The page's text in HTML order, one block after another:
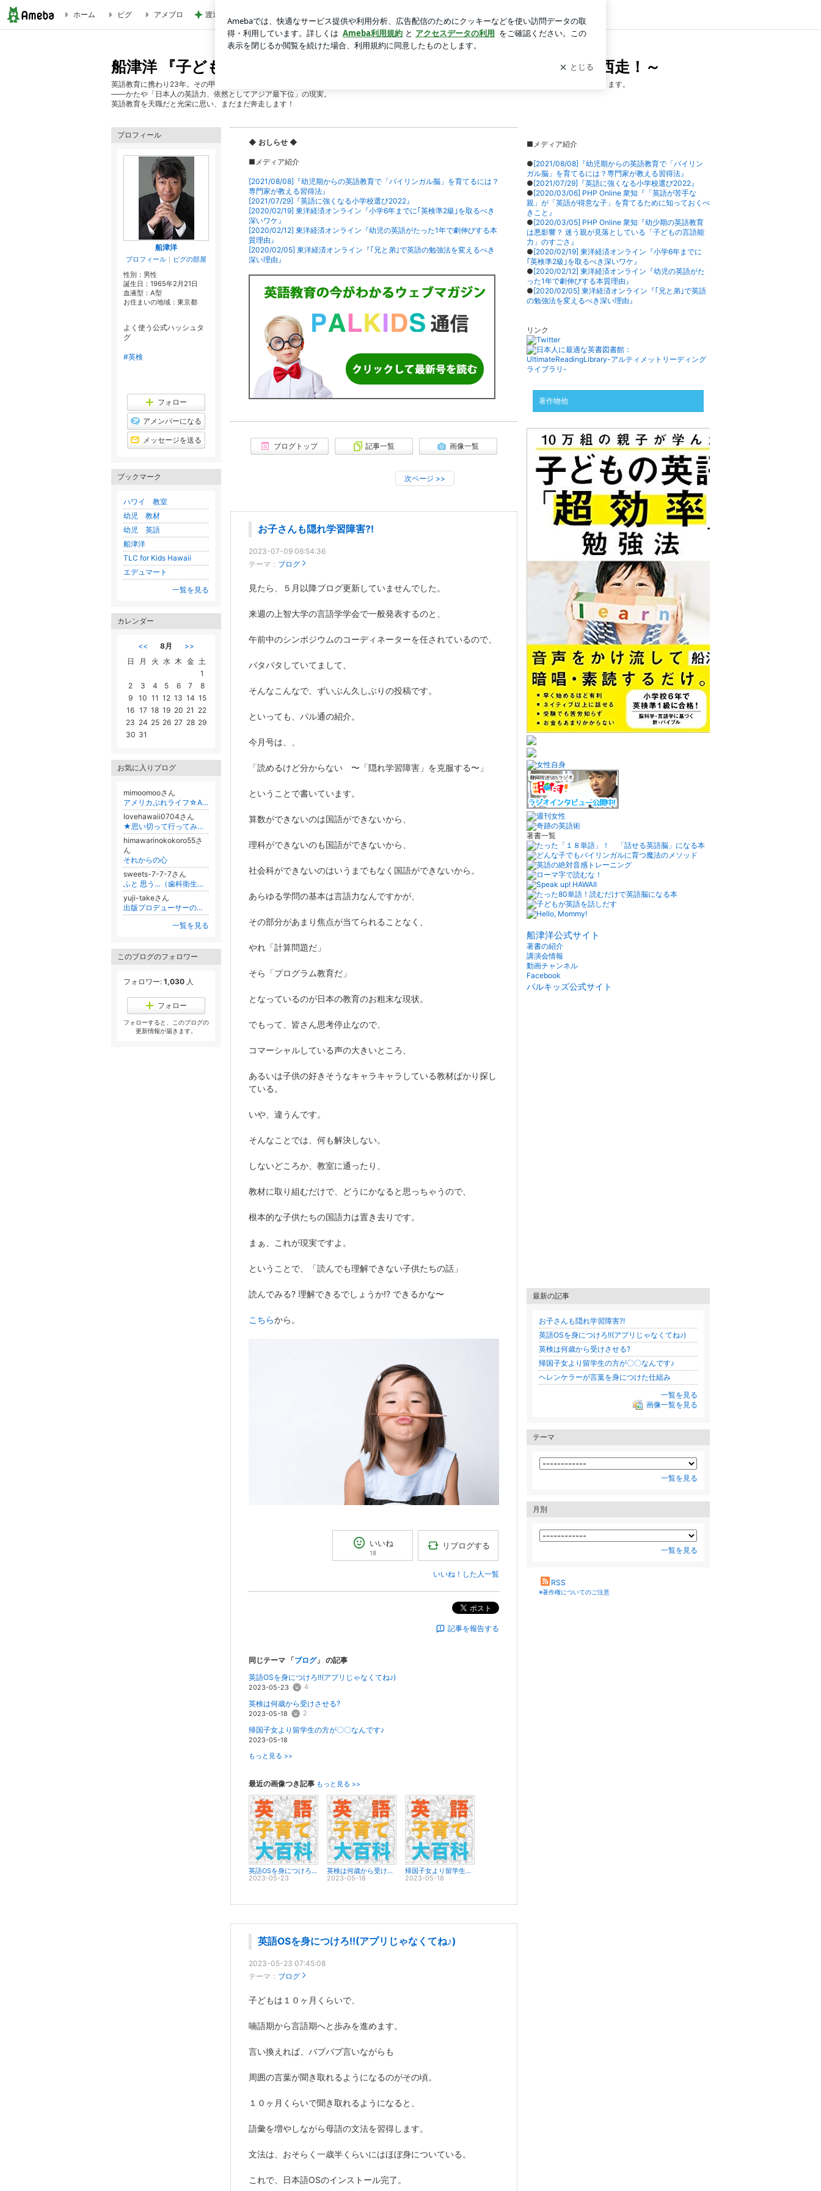
船津洋 『子どもが英語を話しだす』 ～英語教育のために、今日も東奔西走！～
ホーム ピグ アメブロ 渡辺美奈代 夫との夫婦ショット ログイン
船津洋 『子どもが英語を話しだす』 ～英語教育のために、今日も東奔西走！～
英語教育に携わり23年。その甲斐あって、ネイティブ並みに洋書を読む小学生、英検1級合格の中学生、英語で難関大突破と、嬉しいご報告を続々頂きます。
――かたや「日本人の英語力、依然としてアジア最下位」の現実。
英語教育を天職だと光栄に思い、まだまだ奔走します！
◆ おしらせ ◆
■メディア紹介
[2021/08/08]『幼児期からの英語教育で「バイリンガル脳」を育てるには？
専門家が教える習得法』
[2021/07/29]『英語に強くなる小学校選び2022』
[2020/02/19] 東洋経済オンライン『小学6年までに｢英検準2級｣を取るべき
深いワケ』
[2020/02/12] 東洋経済オンライン『幼児の英語がたった1年で劇伸びする本
質理由』
[2020/02/05] 東洋経済オンライン『｢兄と弟｣で英語の勉強法を変えるべき
深い理由』
ブログトップ 記事一覧 画像一覧
次ページ >>
お子さんも隠れ学習障害?!
2023-07-09 06:54:36
テーマ： ブログ
見たら、５月以降ブログ更新していませんでした。
来週の上智大学の言語学学会で一般発表するのと、
午前中のシンポジウムのコーディネーターを任されているので、
バタバタしていてまして、
そんなこんなで、ずいぶん久しぶりの投稿です。
といっても、パル通の紹介。
今月号は、、
「読めるけど分からない 〜「隠れ学習障害」を克服する〜」
ということで書いています。
算数ができないのは国語ができないから、
理科ができないのも国語ができないから、
社会科ができないのはいうまでもなく国語ができないから。
あらゆる学問の基本は言語力なんですかが、
その部分があまり焦点が当てられることなく、
やれ「計算問題だ」
そら「プログラム教育だ」
となっているのが日本の教育のお粗末な現状。
でもって、皆さん思考停止なので、
コマーシャルしている声の大きいところ、
あるいは子供の好きそうなキャラキャラしている教材ばかり探し
ている。
いや、違うんです。
そんなことでは、何も解決しない。
しないどころか、教室に通ったり、
教材に取り組むだけで、どうにかなると思っちゃうので、
根本的な子供たちの国語力は置き去りです。
まぁ、これが現実ですよ。
ということで、「読んでも理解できない子供たちの話」
読んでみる? 理解できるでしょうか!? できるかな〜
こちらから。
いいね
18
リブログする
いいね！した人一覧
ポスト
記事を報告する
同じテーマ 「ブログ」 の記事
英語OSを身につけろ!!(アプリじゃなくてね♪)
2023-05-23 4
英検は何歳から受けさせる?
2023-05-18 2
帰国子女より留学生の方が〇〇なんです♪
2023-05-18
もっと見る >>
最近の画像つき記事 もっと見る >>
英語OSを身につけろ!!(アプリじゃなくてね♪)
2023-05-23
英検は何歳から受けさせる?
2023-05-18
帰国子女より留学生の方が〇〇なんです♪
2023-05-18
英語OSを身につけろ!!(アプリじゃなくてね♪)
2023-05-23 07:45:08
テーマ： ブログ
子どもは１０ヶ月くらいで、
喃語期から言語期へと歩みを進めます。
言い換えれば、バブバブ言いながらも
周囲の言葉が聞き取れるようになるのがその頃。
１０ヶ月くらいで聞き取れるようになると、
語彙を増やしながら母語の文法を習得します。
文法は、おそらく一歳半くらいにはほぼ身についている。
これで、日本語OSのインストール完了。
■メディア紹介
●[2021/08/08]『幼児期からの英語教育で「バイリン
ガル脳」を育てるには？専門家が教える習得法』
●[2021/07/29]『英語に強くなる小学校選び2022』
●[2020/03/06] PHP Online 衆知『「英語が苦手な
親」が「英語が得意な子」を育てるために知っておくべ
きこと』
●[2020/03/05] PHP Online 衆知『幼少期の英語教育
は悪影響？ 迷う親が見落としている「子どもの言語能
力」のすごさ』
●[2020/02/19] 東洋経済オンライン『小学6年までに
｢英検準2級｣を取るべき深いワケ』
●[2020/02/12] 東洋経済オンライン『幼児の英語がた
った1年で劇伸びする本質理由』
●[2020/02/05] 東洋経済オンライン『｢兄と弟｣で英語
の勉強法を変えるべき深い理由』
リンク
著作物他
著書一覧
船津洋公式サイト
著書の紹介
講演会情報
動画チャンネル
Facebook
パルキッズ公式サイト
最新の記事
お子さんも隠れ学習障害?!
英語OSを身につけろ!!(アプリじゃなくてね♪)
英検は何歳から受けさせる?
帰国子女より留学生の方が〇〇なんです♪
ヘレンケラーが言葉を身につけた仕組み
一覧を見る
画像一覧を見る
テーマ
一覧を見る
月別
一覧を見る
RSS
※著作権についてのご注意
プロフィール
船津洋
プロフィール ｜ ピグの部屋
性別： 男性
誕生日： 1965年2月21日
血液型： A型
お住まいの地域： 東京都
よく使う公式ハッシュタ
グ
#英検
フォロー
アメンバーになる
メッセージを送る
ブックマーク
ハワイ 教室
幼児 教材
幼児 英語
船津洋
TLC for Kids Hawaii
エデュマート
一覧を見る
カレンダー
<< 8月
>>
日
月 火 水 木 金 土
1
2
3 4 5 6 7
8
9
10 11 12 13 14 15
16 17 18 19 20 21 22
23 24 25 26 27 28 29
30 31
お気に入りブログ
mimoomooさん
アメリカぶれライフ☆Americabure Life
lovehawaii0704さん
★思い切って行ってみたら★ ～～平凡なWM(ﾜｰｷﾝｸﾞﾏﾏ)のハワイ母子留学～～
himawarinokokoro55さ
ん
それからの心
sweets-7-7-7さん
ふと 思う…（歯科衛生士ママのきままなつぶやき）
yuji-takeさん
出版プロデューサーの気まぐれ日誌
一覧を見る
このブログのフォロワー
フォロワー: 1,030 人
フォロー
フォローすると、このブログの
更新情報が届きます。